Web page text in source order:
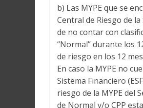
b) Las MYPE que se
Central de Riesgo de la
de no contar con
“Normal” durante los
de riesgo en los 12
En caso la MYPE no
Sistema Financiero
riesgo de la MYPE del
de Normal y/o CPP